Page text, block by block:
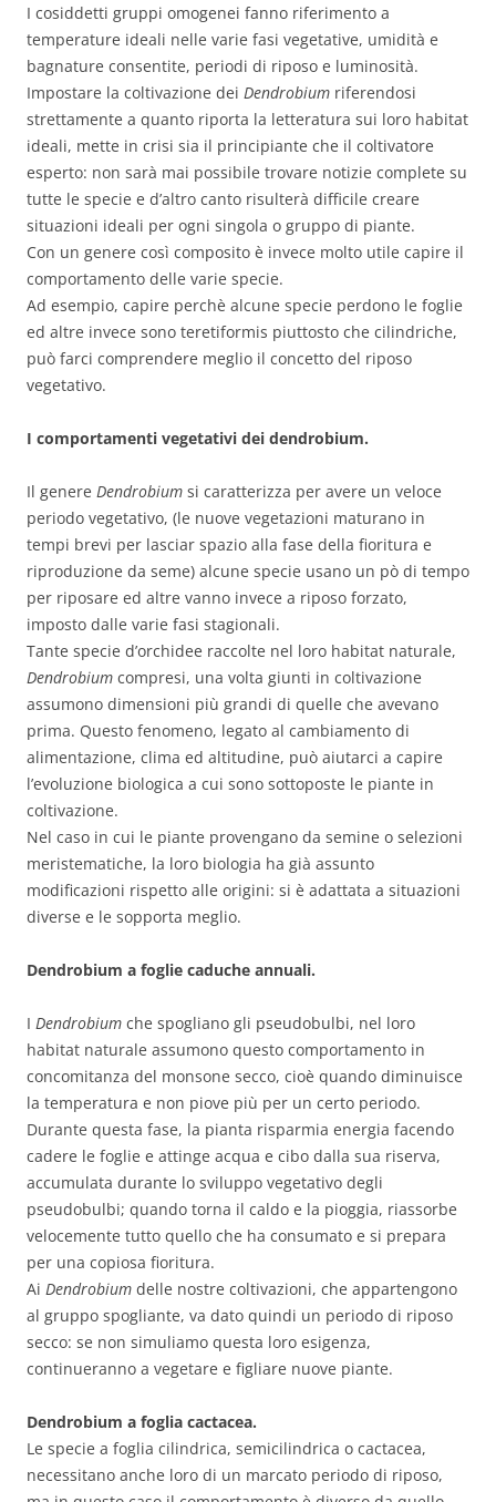
I cosiddetti gruppi omogenei fanno riferimento a
temperature ideali nelle varie fasi vegetative, umidità e
bagnature consentite, periodi di riposo e luminosità.
Impostare la coltivazione dei Dendrobium riferendosi
strettamente a quanto riporta la letteratura sui loro habitat
ideali, mette in crisi sia il principiante che il coltivatore
esperto: non sarà mai possibile trovare notizie complete su
tutte le specie e d’altro canto risulterà difficile creare
situazioni ideali per ogni singola o gruppo di piante.
Con un genere così composito è invece molto utile capire il
comportamento delle varie specie.
Ad esempio, capire perchè alcune specie perdono le foglie
ed altre invece sono teretiformis piuttosto che cilindriche,
può farci comprendere meglio il concetto del riposo
vegetativo.
I comportamenti vegetativi dei dendrobium.
Il genere Dendrobium si caratterizza per avere un veloce
periodo vegetativo, (le nuove vegetazioni maturano in
tempi brevi per lasciar spazio alla fase della fioritura e
riproduzione da seme) alcune specie usano un pò di tempo
per riposare ed altre vanno invece a riposo forzato,
imposto dalle varie fasi stagionali.
Tante specie d’orchidee raccolte nel loro habitat naturale,
Dendrobium compresi, una volta giunti in coltivazione
assumono dimensioni più grandi di quelle che avevano
prima. Questo fenomeno, legato al cambiamento di
alimentazione, clima ed altitudine, può aiutarci a capire
l’evoluzione biologica a cui sono sottoposte le piante in
coltivazione.
Nel caso in cui le piante provengano da semine o selezioni
meristematiche, la loro biologia ha già assunto
modificazioni rispetto alle origini: si è adattata a situazioni
diverse e le sopporta meglio.
Dendrobium a foglie caduche annuali.
I Dendrobium che spogliano gli pseudobulbi, nel loro
habitat naturale assumono questo comportamento in
concomitanza del monsone secco, cioè quando diminuisce
la temperatura e non piove più per un certo periodo.
Durante questa fase, la pianta risparmia energia facendo
cadere le foglie e attinge acqua e cibo dalla sua riserva,
accumulata durante lo sviluppo vegetativo degli
pseudobulbi; quando torna il caldo e la pioggia, riassorbe
velocemente tutto quello che ha consumato e si prepara
per una copiosa fioritura.
Ai Dendrobium delle nostre coltivazioni, che appartengono
al gruppo spogliante, va dato quindi un periodo di riposo
secco: se non simuliamo questa loro esigenza,
continueranno a vegetare e figliare nuove piante.
Dendrobium a foglia cactacea.
Le specie a foglia cilindrica, semicilindrica o cactacea,
necessitano anche loro di un marcato periodo di riposo,